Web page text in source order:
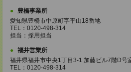
豊橋事業所
愛知県豊橋市中原町字平山18番地
TEL：0120-498-314
担当：採用担当
福井営業所
福井県福井市中央1丁目3-1 加藤ビル7階D号
TEL：0120-498-314